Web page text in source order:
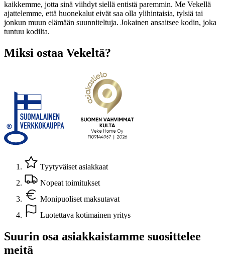
kaikkemme, jotta sinä viihdyt siellä entistä paremmin. Me Vekellä
ajattelemme, että huonekalut eivät saa olla ylihintaisia, tylsiä tai
jonkun muun elämään suunniteltuja. Jokainen ansaitsee kodin, joka
tuntuu kodilta.
Miksi ostaa Vekeltä?
Tyytyväiset asiakkaat
Nopeat toimitukset
Monipuoliset maksutavat
Luotettava kotimainen yritys
Suurin osa asiakkaistamme suosittelee
meitä